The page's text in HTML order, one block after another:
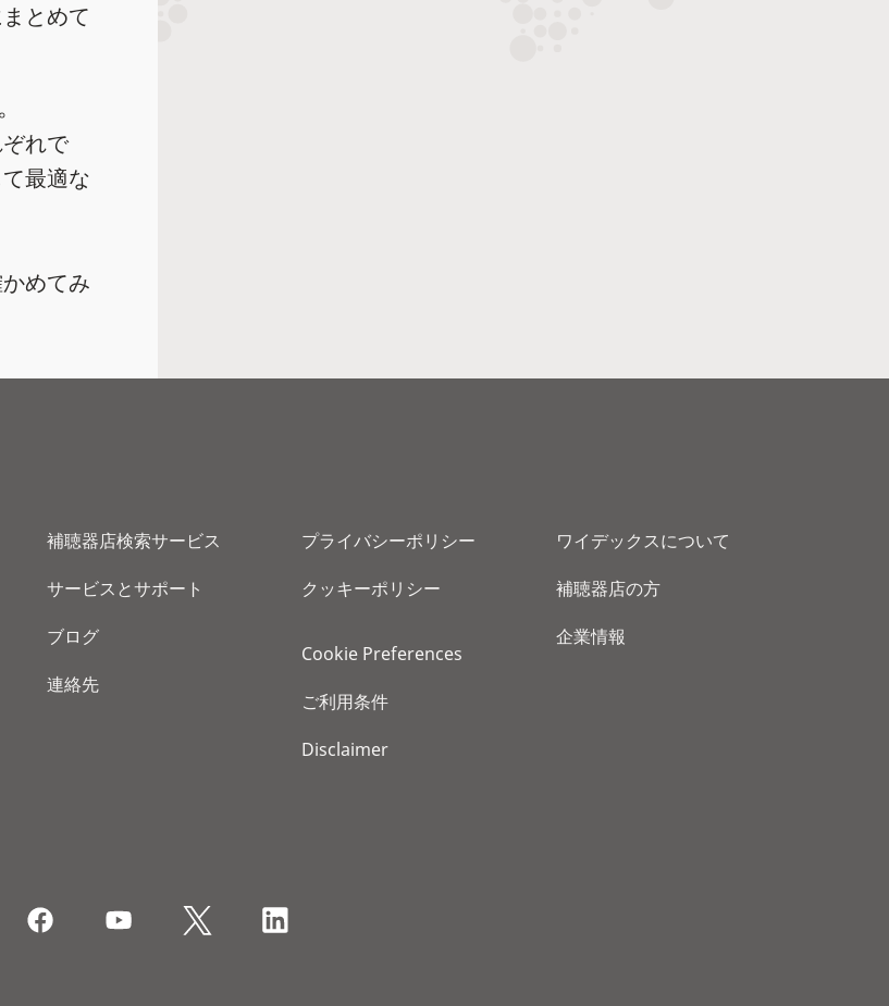
とめて
れで
最適な
めてみ
補聴器店検索サービス
サービスとサポート
ブログ
連絡先
プライバシーポリシー
クッキーポリシー
Cookie Preferences
ご利用条件
Disclaimer
ワイデックスについて
補聴器店の方
企業情報